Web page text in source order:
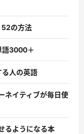
52の方法
語3000＋
る人の英語
ネイティブが毎日使
るようになる本